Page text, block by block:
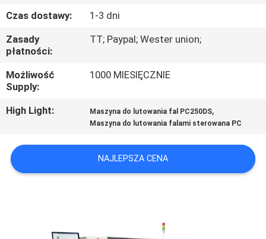
SIĘ
Z
NAMI
AKTUALNOŚCI
ON
LINE
STRONY
Czas dostawy:
1-3 dni
Zasady
płatności:
TT; Paypal; Wester union;
Możliwość
Supply:
1000 MIESIĘCZNIE
High Light: Maszyna do lutowania fal PC250DS,
Maszyna do lutowania falami sterowana PC
NAJLEPSZA CENA